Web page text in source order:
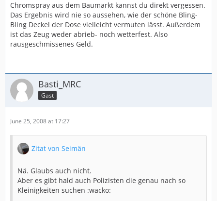
Chromspray aus dem Baumarkt kannst du direkt vergessen.
Das Ergebnis wird nie so aussehen, wie der schöne Bling-
Bling Deckel der Dose vielleicht vermuten lässt. Außerdem
ist das Zeug weder abrieb- noch wetterfest. Also
rausgeschmissenes Geld.
Basti_MRC
Gast
June 25, 2008 at 17:27
Zitat von Seimän
Nä. Glaubs auch nicht.
Aber es gibt hald auch Polizisten die genau nach so
Kleinigkeiten suchen :wacko: